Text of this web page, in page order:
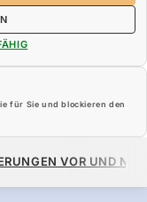
für Sie und blockieren den
VOR UND